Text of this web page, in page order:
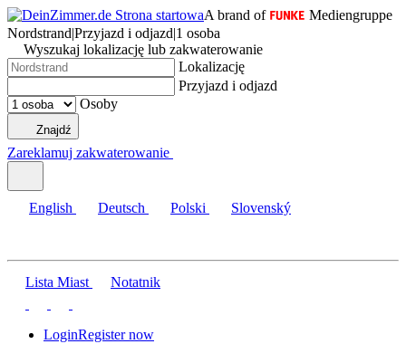
A brand of
Mediengruppe
Nordstrand|Przyjazd i odjazd|1 osoba
Wyszukaj lokalizację lub zakwaterowanie
Lokalizację
Przyjazd i odjazd
Osoby
Znajdź
Zareklamuj zakwaterowanie
English Deutsch Polski Slovenský
Lista Miast Notatnik
LoginRegister now